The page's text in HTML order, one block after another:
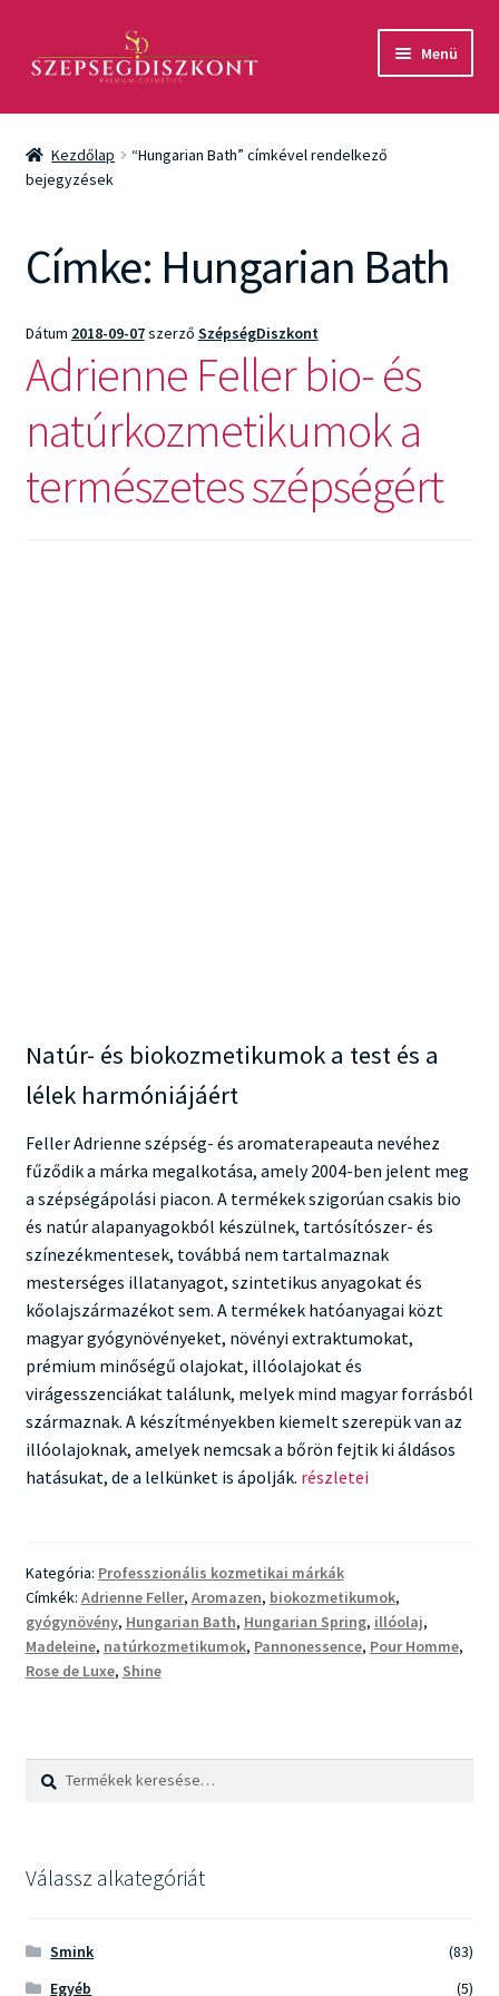
aa
Menü
Akció
Csomagok
Testápolás
Fényvédelem
Férfiaknak
Kezdőlap
“Hungarian Bath” címkével rendelkező
bejegyzések
Címke: Hungarian Bath
Dátum 2018-09-07szerző SzépségDiszkont
Adrienne Feller bio- és
natúrkozmetikumok a
természetes szépségért
Natúr- és biokozmetikumok a test és a
lélek harmóniájáért
Feller Adrienne szépség- és aromaterapeauta nevéhez
fűződik a márka megalkotása, amely 2004-ben jelent meg
a szépségápolási piacon. A termékek szigorúan csakis bio
és natúr alapanyagokból készülnek, tartósítószer- és
színezékmentesek, továbbá nem tartalmaznak
mesterséges illatanyagot, szintetikus anyagokat és
kőolajszármazékot sem. A termékek hatóanyagai közt
magyar gyógynövényeket, növényi extraktumokat,
prémium minőségű olajokat, illóolajokat és
virágesszenciákat találunk, melyek mind magyar forrásból
származnak. A készítményekben kiemelt szerepük van az
illóolajoknak, amelyek nemcsak a bőrön fejtik ki áldásos
hatásukat, de a lelkünket is ápolják. Adrienne
natúrkozmetikumok
a
természetes
részletei
Kategória: Professzionális kozmetikai márkák
Címkék: Adrienne Feller, Aromazen, biokozmetikumok,
gyógynövény, Hungarian Bath, Hungarian Spring, illóolaj,
Madeleine, natúrkozmetikumok, Pannonessence, Pour Homme,
Rose de Luxe, Shine
Keresés
Keresés
Válassz alkategóriát
Smink
(83)
Egyéb
(5)